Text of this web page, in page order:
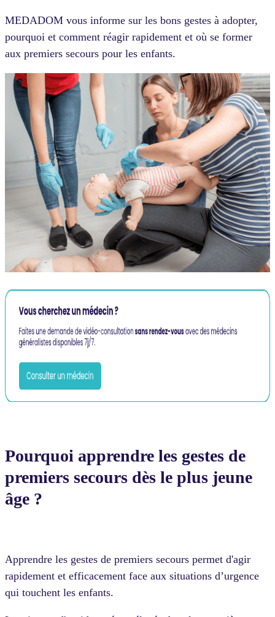
MEDADOM vous informe sur les bons gestes à adopter,
pourquoi et comment réagir rapidement et où se former
aux premiers secours pour les enfants.
Pourquoi apprendre les gestes de
premiers secours dès le plus jeune
âge ?
Apprendre les gestes de premiers secours permet d'agir
rapidement et efficacement face aux situations d’urgence
qui touchent les enfants.